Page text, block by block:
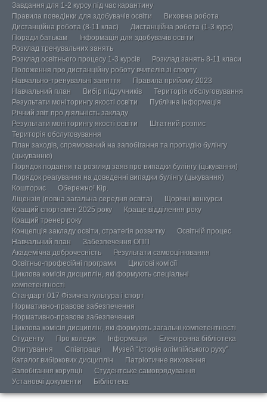
Завдання для 1-2 курсу під час карантину
Правила поведінки для здобувачів освіти
Виховна робота
Дистанційна робота (8-11 клас)
Дистанційна робота (1-3 курс)
Поради батькам
Інформація для здобувачів освіти
Розклад тренувальних занять
Розклад освітнього процесу 1-3 курсів
Розклад занять 8-11 класи
Положення про дистанційну роботу вчителів зі спорту
Навчально-тренувальні заняття
Правила прийому 2023
Навчальний план
Вибір підручників
Територія обслуговування
Результати моніторингу якості освіти
Публічна інформація
Річний звіт про діяльність закладу
Результати моніторингу якості освіти
Штатний розпис
Територія обслуговування
План заходів, спрямований на запобігання та протидію булінгу
(цькуванню)
Порядок подання та розгляд заяв про випадки булінгу (цькування)
Порядок реагування на доведенні випадки булінгу (цькування)
Кошторис
Обережно! Кір.
Ліцензія (повна загальна середня освіта)
Щорічні конкурси
Кращий спортсмен 2025 року
Краще відділення року
Кращий тренер року
Концепція закладу освіти, стратегія розвитку
Освітній процес
Навчальний план
Забезпечення ОПП
Академічна доброчесність
Результати самооцінювання
Освітньо-професійні програми
Циклові комісії
Циклова комісія дисциплін, які формують спеціальні
компетентності
Стандарт 017 Фізична культура і спорт
Нормативно-правове забезпечення
Нормативно-правове забезпечення
Циклова комісія дисциплін, які формують загальні компетентності
Студенту
Про коледж Інформація
Електронна бібліотека
Опитування
Співпраця
Музей “Історія олімпійського руху”
Каталог вибіркових дисциплін
Патріотичне виховання
Запобігання корупції
Студентське самоврядування
Установчі документи
Бібліотека